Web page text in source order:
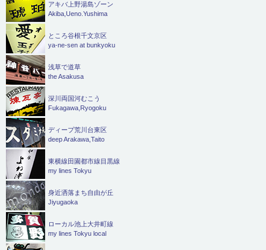
アキバ上野湯島ゾーン
Akiba,Ueno.Yushima
ところ谷根千文京区
ya-ne-sen at bunkyoku
浅草で道草
the Asakusa
深川両国河むこう
Fukagawa,Ryogoku
ディープ荒川台東区
deep Arakawa,Taito
東横線田園都市線目黒線
my lines Tokyu
身近洒落まち自由が丘
Jiyugaoka
ローカル池上大井町線
my lines Tokyu local